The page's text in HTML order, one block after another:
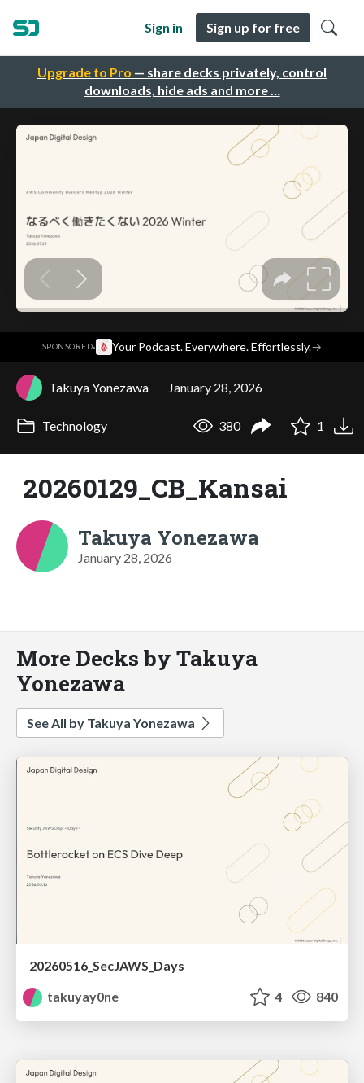
Upgrade to Pro — share decks privately, control
downloads, hide ads and more …
Sign in Sign up for free
SPONSORED· Your Podcast. Everywhere. Effortlessly.→
Takuya Yonezawa January 28, 2026
Technology 380 1
20260129_CB_Kansai
Takuya Yonezawa
January 28, 2026
More Decks by Takuya
Yonezawa
See All by Takuya Yonezawa
20260516_SecJAWS_Days
takuyay0ne
4 840